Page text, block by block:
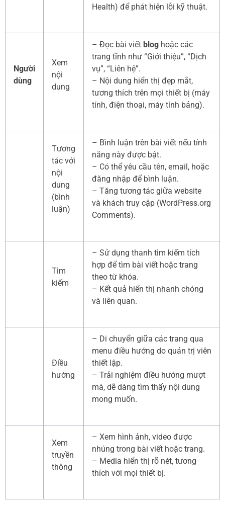
Health) để phát hiện lỗi kỹ thuật.
Người
dùng
Xem
nội
dung
– Đọc bài viết blog hoặc các
trang tĩnh như “Giới thiệu”, “Dịch
vụ”, “Liên hệ”.
– Nội dung hiển thị đẹp mắt,
tương thích trên mọi thiết bị (máy
tính, điện thoại, máy tính bảng).
Tương
tác với
nội
dung
(bình
luận)
– Bình luận trên bài viết nếu tính
năng này được bật.
– Có thể yêu cầu tên, email, hoặc
đăng nhập để bình luận.
– Tăng tương tác giữa website
và khách truy cập (WordPress.org
Comments).
Tìm
kiếm
– Sử dụng thanh tìm kiếm tích
hợp để tìm bài viết hoặc trang
theo từ khóa.
– Kết quả hiển thị nhanh chóng
và liên quan.
Điều
hướng
– Di chuyển giữa các trang qua
menu điều hướng do quản trị viên
thiết lập.
– Trải nghiệm điều hướng mượt
mà, dễ dàng tìm thấy nội dung
mong muốn.
Xem
truyền
thông
– Xem hình ảnh, video được
nhúng trong bài viết hoặc trang.
– Media hiển thị rõ nét, tương
thích với mọi thiết bị.